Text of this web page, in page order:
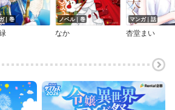
｜巻 ノベル｜巻
なか
マンガ｜話
杏堂まい